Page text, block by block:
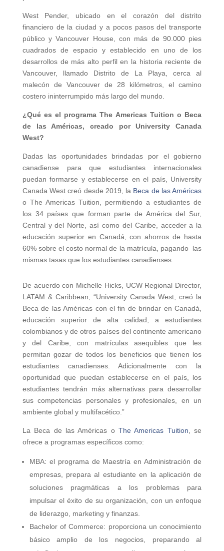
West Pender, ubicado en el corazón del distrito
financiero de la ciudad y a pocos pasos del transporte
público y Vancouver House, con más de 90.000 pies
cuadrados de espacio y establecido en uno de los
desarrollos de más alto perfil en la historia reciente de
Vancouver, llamado Distrito de La Playa, cerca al
malecón de Vancouver de 28 kilómetros, el camino
costero ininterrumpido más largo del mundo.
¿Qué es el programa The Americas Tuition o Beca
de las Américas, creado por University Canada
West?
Dadas las oportunidades brindadas por el gobierno
canadiense para que estudiantes internacionales
puedan formarse y establecerse en el país, University
Canada West creó desde 2019, la Beca de las Américas
o The Americas Tuition, permitiendo a estudiantes de
los 34 países que forman parte de América del Sur,
Central y del Norte, así como del Caribe, acceder a la
educación superior en Canadá, con ahorros de hasta
60% sobre el costo normal de la matrícula, pagando las
mismas tasas que los estudiantes canadienses.
De acuerdo con Michelle Hicks, UCW Regional Director,
LATAM & Caribbean, “University Canada West, creó la
Beca de las Américas con el fin de brindar en Canadá,
educación superior de alta calidad, a estudiantes
colombianos y de otros países del continente americano
y del Caribe, con matrículas asequibles que les
permitan gozar de todos los beneficios que tienen los
estudiantes canadienses. Adicionalmente con la
oportunidad que puedan establecerse en el país, los
estudiantes tendrán más alternativas para desarrollar
sus competencias personales y profesionales, en un
ambiente global y multifacético.”
La Beca de las Américas oThe Americas Tuition , se
ofrece a programas específicos como:
MBA: el programa de Maestría en Administración de
empresas, prepara al estudiante en la aplicación de
soluciones pragmáticas a los problemas para
impulsar el éxito de su organización, con un enfoque
de liderazgo, marketing y finanzas.
Bachelor of Commerce: proporciona un conocimiento
básico amplio de los negocios, preparando al